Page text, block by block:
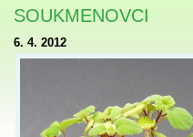
SOUKMENOVCI
6. 4. 2012